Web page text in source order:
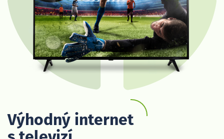
Výhodný internet